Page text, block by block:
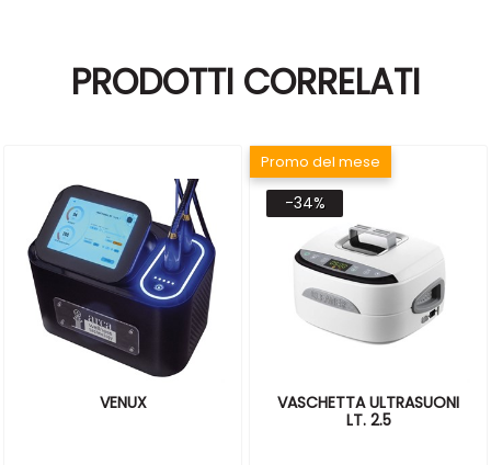
PRODOTTI CORRELATI
VENUX
-34%
Promo del mese
VASCHETTA ULTRASUONI
LT. 2.5